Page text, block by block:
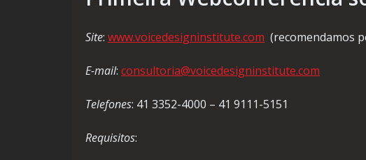
Site: www.voicedesigninstitute.com (recomendamos
E-mail: consultoria@voicedesigninstitute.com
Telefones: 41 3352-4000 – 41 9111-5151
Requisitos: